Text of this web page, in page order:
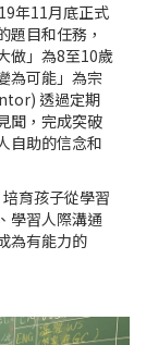
年11月底正式
題目和任務，
做」為8至10歲
為可能」為宗
透過定期
聞，完成突破
自助的信念和
育孩子從學習
學習人際溝通
為有能力的